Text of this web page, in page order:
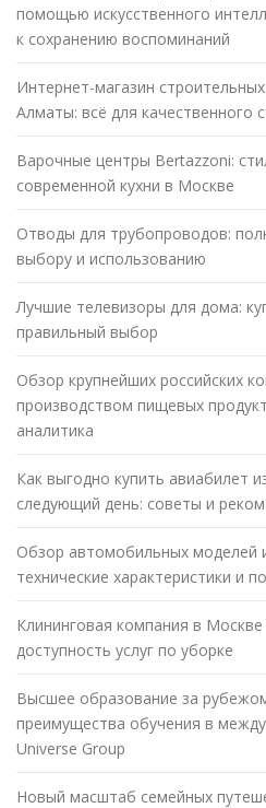
помощью искусственного
к сохранению воспоминаний
Интернет-магазин
Алматы: всё для качественного
Варочные центры Bertazzoni:
современной кухни в Москве
Отводы для трубопроводов:
выбору и использованию
Лучшие телевизоры для дома:
правильный выбор
Обзор крупнейших российских
производством пищевых
аналитика
Как выгодно купить авиабилет
следующий день: советы и
Обзор автомобильных моделей
технические характеристики и
Клининговая компания в
доступность услуг по уборке
Высшее образование за
преимущества обучения в
Universe Group
Новый масштаб семейных